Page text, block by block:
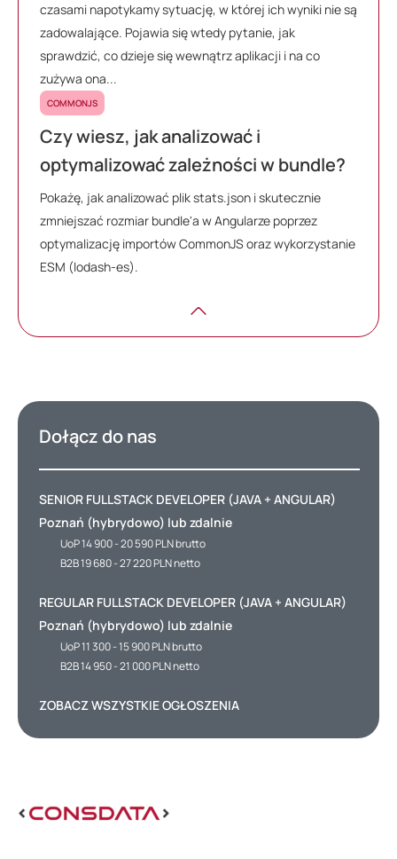
czasami napotykamy sytuację, w której ich wyniki nie są
zadowalające. Pojawia się wtedy pytanie, jak
sprawdzić, co dzieje się wewnątrz aplikacji i na co
zużywa ona...
COMMONJS
Czy wiesz, jak analizować i
optymalizować zależności w bundle?
Pokażę, jak analizować plik stats.json i skutecznie
zmniejszać rozmiar bundle'a w Angularze poprzez
optymalizację importów CommonJS oraz wykorzystanie
ESM (lodash-es).
Dołącz do nas
SENIOR FULLSTACK DEVELOPER (JAVA + ANGULAR)
Poznań (hybrydowo) lub zdalnie
UoP 14 900 - 20 590 PLN brutto
B2B 19 680 - 27 220 PLN netto
REGULAR FULLSTACK DEVELOPER (JAVA + ANGULAR)
Poznań (hybrydowo) lub zdalnie
UoP 11 300 - 15 900 PLN brutto
B2B 14 950 - 21 000 PLN netto
ZOBACZ WSZYSTKIE OGŁOSZENIA